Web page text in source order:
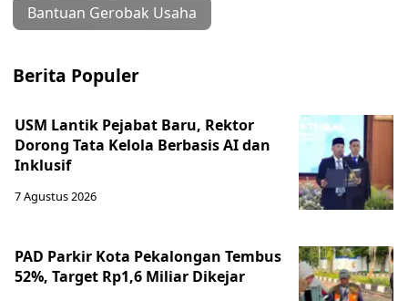
Bantuan Gerobak Usaha
Berita Populer
USM Lantik Pejabat Baru, Rektor
Dorong Tata Kelola Berbasis AI dan
Inklusif
7 Agustus 2026
PAD Parkir Kota Pekalongan Tembus
52%, Target Rp1,6 Miliar Dikejar